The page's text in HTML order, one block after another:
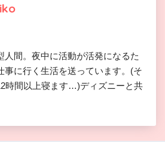
人間。夜中に活動が活発になるた
事に行く生活を送っています。(そ
時間以上寝ます…)ディズニーと共